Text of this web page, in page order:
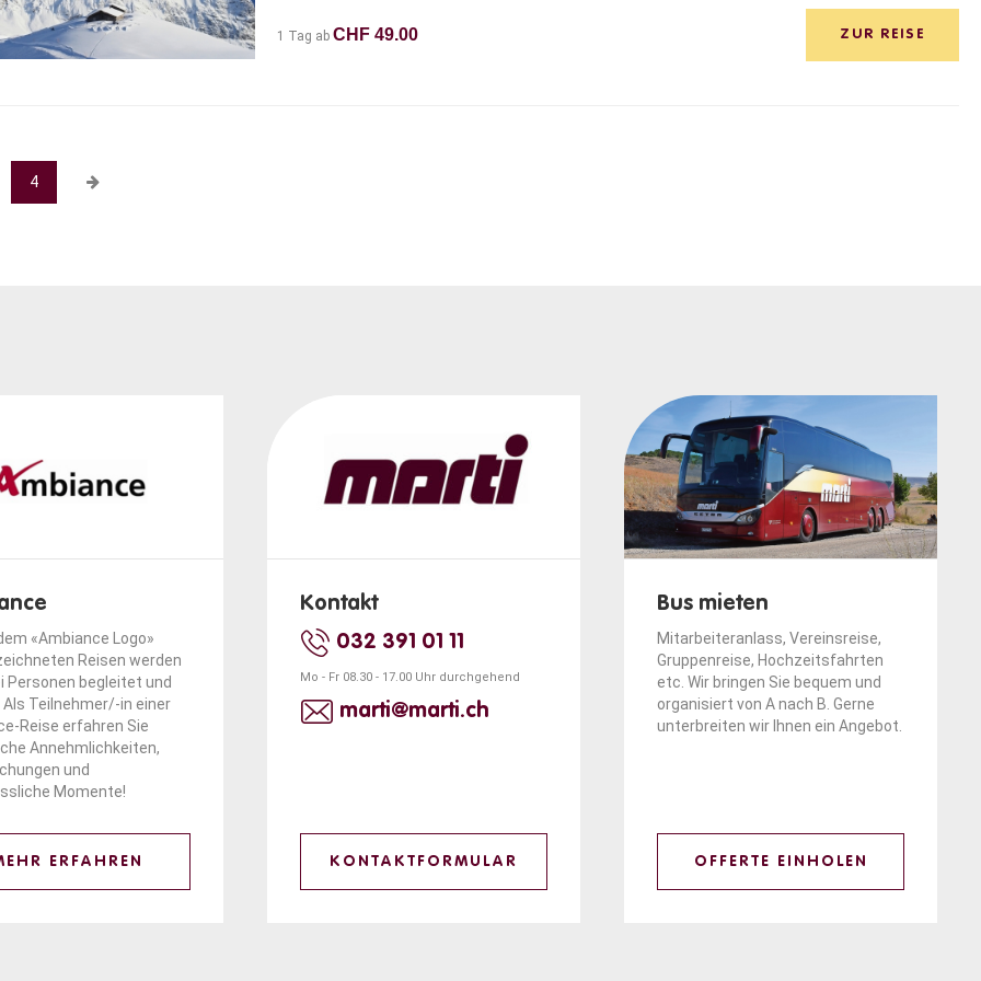
1 Tag abCHF 49.00 ZUR REISE
4
«Ambiance Logo»
Reisen werden
Personen begleitet und
Teilnehmer/-in einer
Reise erfahren Sie
Annehmlichkeiten,
und
Momente!
ERFAHREN
Kontakt
032 391 01 11
Mo - Fr 08.30 - 17.00 Uhr durchgehend
marti@marti.ch
KONTAKTFORMULAR
Bus mieten
Mitarbeiteranlass, Vereinsreise,
Gruppenreise, Hochzeitsfahrten
etc. Wir bringen Sie bequem und
organisiert von A nach B. Gerne
unterbreiten wir Ihnen ein Angebot.
OFFERTE EINHOLEN